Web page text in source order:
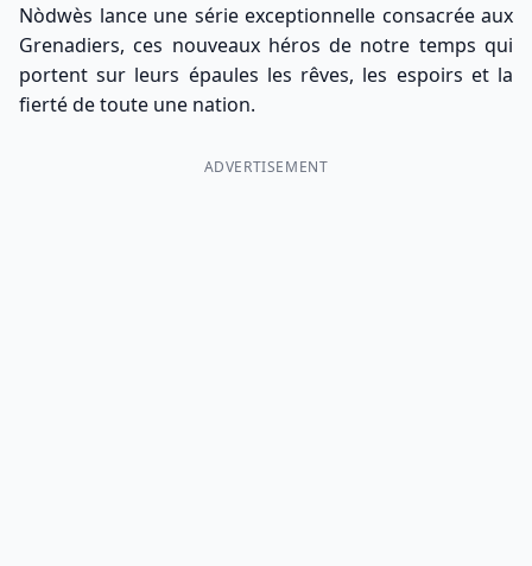
Nòdwès lance une série exceptionnelle consacrée aux
Grenadiers, ces nouveaux héros de notre temps qui
portent sur leurs épaules les rêves, les espoirs et la
fierté de toute une nation.
ADVERTISEMENT